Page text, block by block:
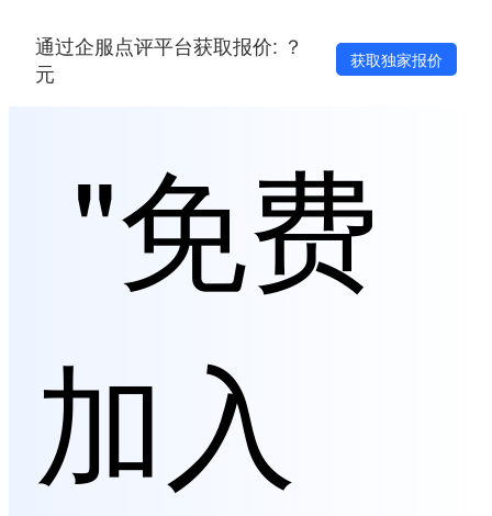
通过企服点评平台获取报价: ？
元
获取独家报价
"免费
加入